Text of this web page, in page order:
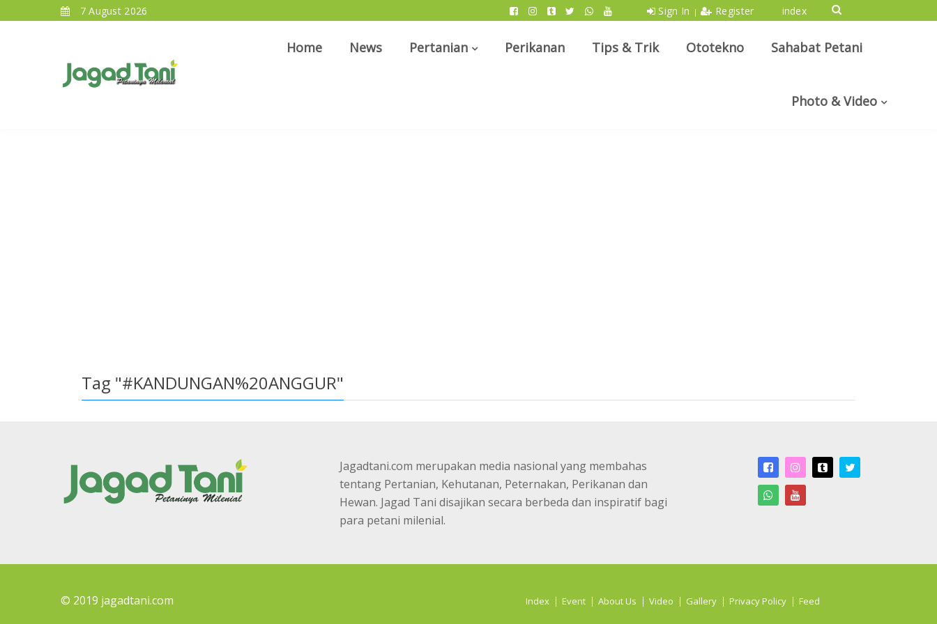
7 August 2026 Sign In | Register index
Home News Pertanian Perikanan Tips & Trik Ototekno Sahabat Petani
Photo & Video
Tag "#KANDUNGAN%20ANGGUR"
Jagadtani.com merupakan media nasional yang membahas
tentang Pertanian, Kehutanan, Peternakan, Perikanan dan
Hewan. Jagad Tani disajikan secara berbeda dan inspiratif bagi
para petani milenial.
© 2019 jagadtani.com Index Event About Us Video Gallery Privacy Policy Feed